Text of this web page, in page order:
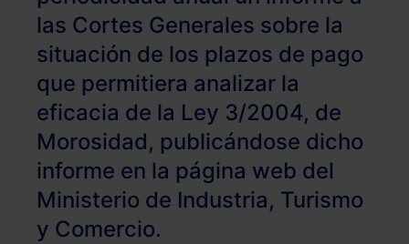
las Cortes Generales sobre la
situación de los plazos de pago
que permitiera analizar la
eficacia de la Ley 3/2004, de
Morosidad, publicándose dicho
informe en la página web del
Ministerio de Industria, Turismo
y Comercio.